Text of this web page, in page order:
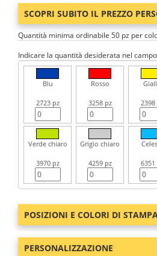
SCOPRI SUBITO IL PREZZO
Quantità minima ordinabile 50 pz per
Indicare la quantità desiderata nel
Blu
2723 pz
Rosso
3258 pz 2398
Verde chiaro
3970 pz
Grigio chiaro
4259 pz 6351
POSIZIONI E COLORI DI
PERSONALIZZAZIONE